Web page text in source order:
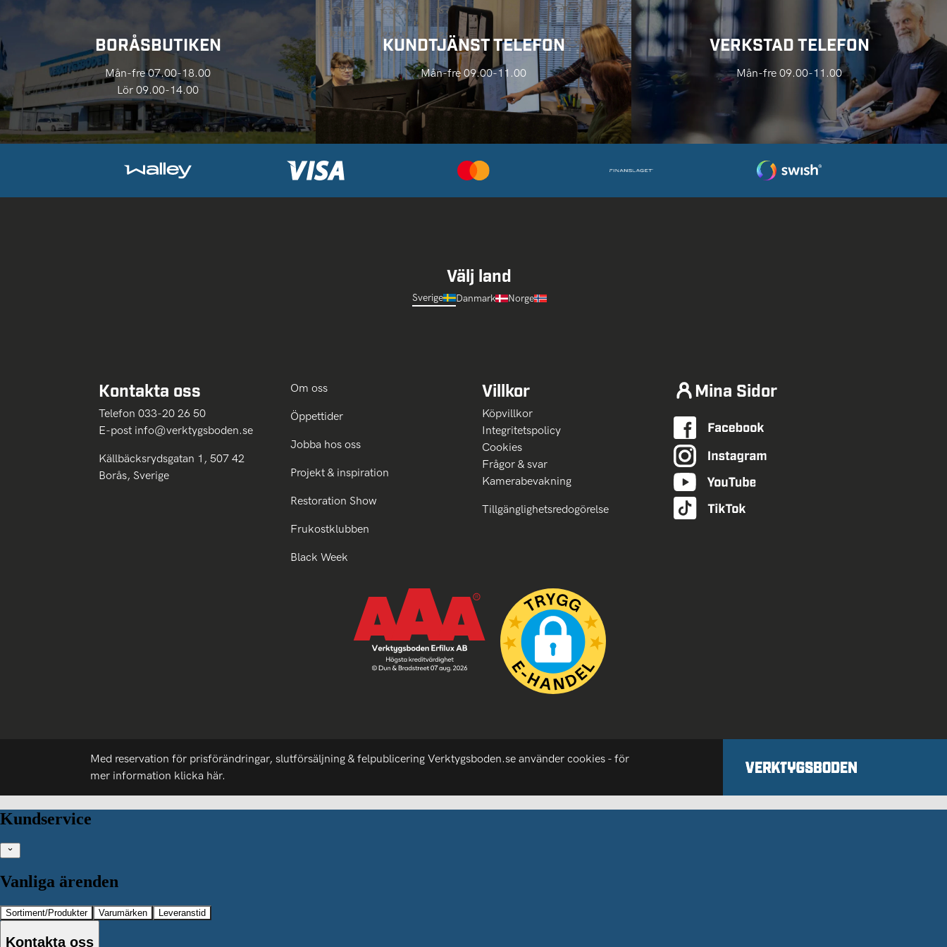
BORÅSBUTIKEN
Mån-fre 07.00-18.00
Lör 09.00-14.00
KUNDTJÄNST TELEFON
Mån-fre 09.00-11.00
VERKSTAD TELEFON
Mån-fre 09.00-11.00
Välj land
Sverige Danmark Norge
Kontakta oss
Telefon 033-20 26 50
E-post info@verktygsboden.se
Källbäcksrydsgatan 1, 507 42
Borås, Sverige
Om oss
Öppettider
Jobba hos oss
Projekt & inspiration
Restoration Show
Frukostklubben
Black Week
Villkor
Köpvillkor
Integritetspolicy
Cookies
Frågor & svar
Kamerabevakning
Tillgänglighetsredogörelse
Mina Sidor
Med reservation för prisförändringar, slutförsäljning & felpublicering Verktygsboden.se använder cookies - för
mer information klicka här.